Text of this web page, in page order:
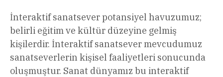
İnteraktif sanatsever potansiyel havuzumuz;
belirli eğitim ve kültür düzeyine gelmiş
kişilerdir. İnteraktif sanatsever mevcudumuz
sanatseverlerin kişisel faaliyetleri sonucunda
oluşmuştur. Sanat dünyamız bu interaktif